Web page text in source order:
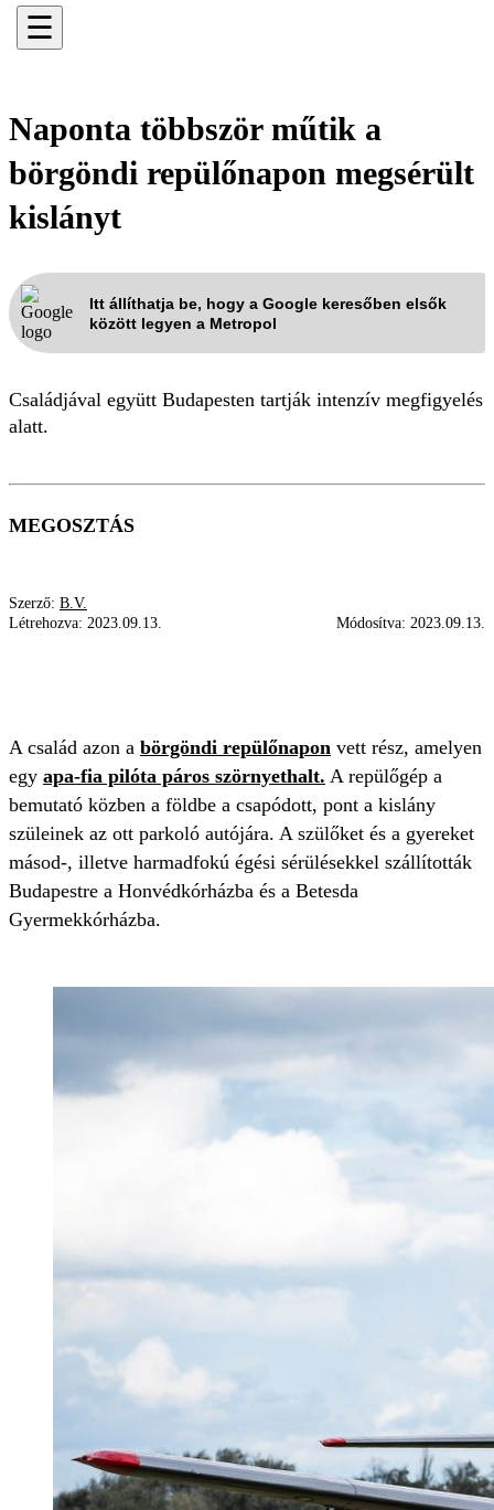
☰
Naponta többször műtik a
börgöndi repülőnapon megsérült
kislányt
Itt állíthatja be, hogy a Google keresőben elsők
között legyen a Metropol
Családjával együtt Budapesten tartják intenzív megfigyelés
alatt.
MEGOSZTÁS
Szerző: B.V.
Létrehozva: 2023.09.13. Módosítva: 2023.09.13.
A család azon a börgöndi repülőnapon vett rész, amelyen
egy apa-fia pilóta páros szörnyethalt. A repülőgép a
bemutató közben a földbe a csapódott, pont a kislány
szüleinek az ott parkoló autójára. A szülőket és a gyereket
másod-, illetve harmadfokú égési sérülésekkel szállították
Budapestre a Honvédkórházba és a Betesda
Gyermekkórházba.